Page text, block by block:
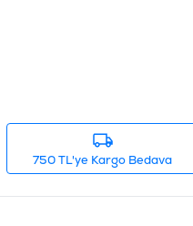
750 TL'ye Kargo Bedava